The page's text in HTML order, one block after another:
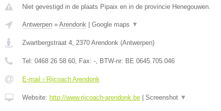
Niet gevestigd in de plaats Pipaix en in de provincie Henegouwen.
Antwerpen » Arendonk Google maps ▼
Zwartbergstraat 4, 2370 Arendonk (Antwerpen)
Tel: 0468 26 58 60, Fax: -, BTW-nr: BE 0645.705.046
E-mail › Rijcoach Arendonk
Website: http://www.rijcoach-arendonk.be Screenshot ▼